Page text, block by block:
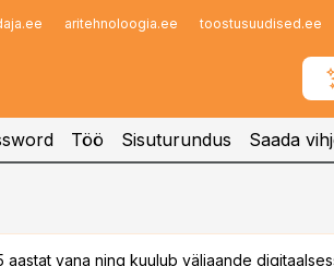
aritehnoloogia.ee toostusuudised.ee
Töö Sisuturundus Saada
aastat vana ning kuulub väljaande